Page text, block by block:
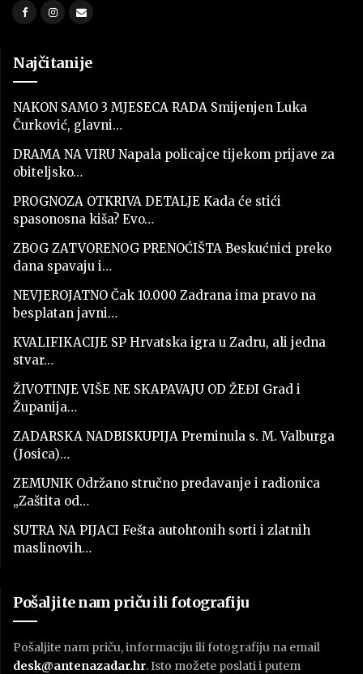
Najčitanije
NAKON SAMO 3 MJESECA RADA Smijenjen Luka
Čurković, glavni…
DRAMA NA VIRU Napala policajce tijekom prijave za
obiteljsko…
PROGNOZA OTKRIVA DETALJE Kada će stići
spasonosna kiša? Evo…
ZBOG ZATVORENOG PRENOĆIŠTA Beskućnici preko
dana spavaju i…
NEVJEROJATNO Čak 10.000 Zadrana ima pravo na
besplatan javni…
KVALIFIKACIJE SP Hrvatska igra u Zadru, ali jedna
stvar…
ŽIVOTINJE VIŠE NE SKAPAVAJU OD ŽEĐI Grad i
Županija…
ZADARSKA NADBISKUPIJA Preminula s. M. Valburga
(Josica)…
ZEMUNIK Održano stručno predavanje i radionica
„Zaštita od…
SUTRA NA PIJACI Fešta autohtonih sorti i zlatnih
maslinovih…
Pošaljite nam priču ili fotografiju
Pošaljite nam priču, informaciju ili fotografiju na email
desk@antenazadar.hr. Isto možete poslati i putem